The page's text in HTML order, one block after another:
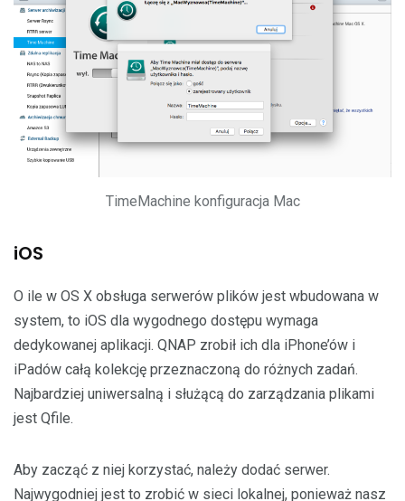
TimeMachine konfiguracja Mac
iOS
O ile w OS X obsługa serwerów plików jest wbudowana w
system, to iOS dla wygodnego dostępu wymaga
dedykowanej aplikacji. QNAP zrobił ich dla iPhone’ów i
iPadów całą kolekcję przeznaczoną do różnych zadań.
Najbardziej uniwersalną i służącą do zarządzania plikami
jest Qfile.
Aby zacząć z niej korzystać, należy dodać serwer.
Najwygodniej jest to zrobić w sieci lokalnej, ponieważ nasz